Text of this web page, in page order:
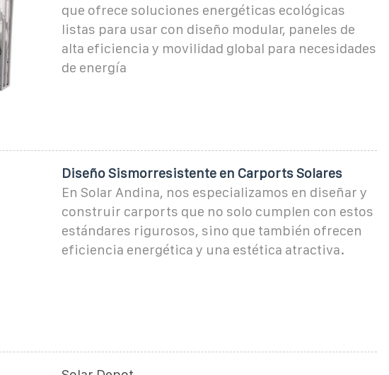
que ofrece soluciones energéticas ecológicas
listas para usar con diseño modular, paneles de
alta eficiencia y movilidad global para necesidades
de energía
Diseño Sismorresistente en Carports Solares
En Solar Andina, nos especializamos en diseñar y
construir carports que no solo cumplen con estos
estándares rigurosos, sino que también ofrecen
eficiencia energética y una estética atractiva.